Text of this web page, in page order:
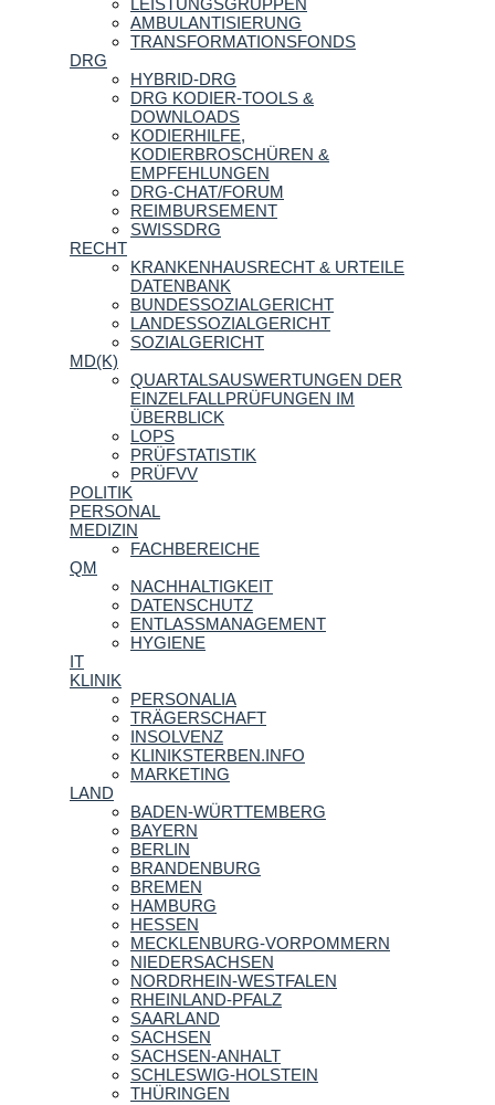
LEISTUNGSGRUPPEN
AMBULANTISIERUNG
TRANSFORMATIONSFONDS
DRG
HYBRID-DRG
DRG KODIER-TOOLS &
DOWNLOADS
KODIERHILFE,
KODIERBROSCHÜREN &
EMPFEHLUNGEN
DRG-CHAT/FORUM
REIMBURSEMENT
SWISSDRG
RECHT
KRANKENHAUSRECHT & URTEILE
DATENBANK
BUNDESSOZIALGERICHT
LANDESSOZIALGERICHT
SOZIALGERICHT
MD(K)
QUARTALSAUSWERTUNGEN DER
EINZELFALLPRÜFUNGEN IM
ÜBERBLICK
LOPS
PRÜFSTATISTIK
PRÜFVV
POLITIK
PERSONAL
MEDIZIN
FACHBEREICHE
QM
NACHHALTIGKEIT
DATENSCHUTZ
ENTLASSMANAGEMENT
HYGIENE
IT
KLINIK
PERSONALIA
TRÄGERSCHAFT
INSOLVENZ
KLINIKSTERBEN.INFO
MARKETING
LAND
BADEN-WÜRTTEMBERG
BAYERN
BERLIN
BRANDENBURG
BREMEN
HAMBURG
HESSEN
MECKLENBURG-VORPOMMERN
NIEDERSACHSEN
NORDRHEIN-WESTFALEN
RHEINLAND-PFALZ
SAARLAND
SACHSEN
SACHSEN-ANHALT
SCHLESWIG-HOLSTEIN
THÜRINGEN